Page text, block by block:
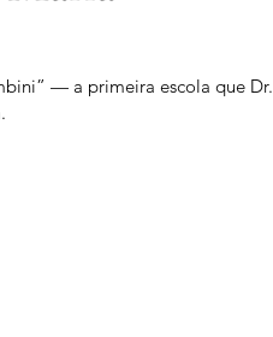
— a primeira escola que Dr.